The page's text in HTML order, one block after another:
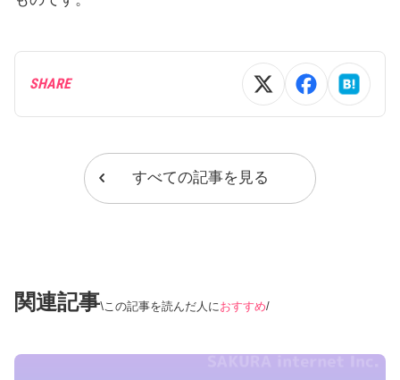
SHARE
すべての記事を見る
関連記事 この記事を読んだ人に おすすめ